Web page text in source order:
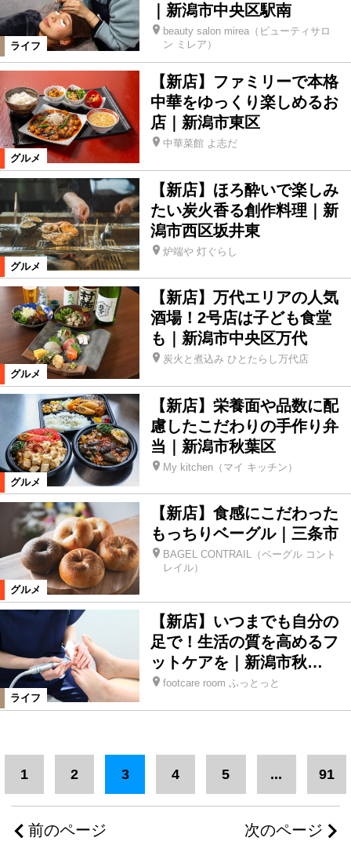
ライフ
｜新潟市中央区駅南
beauty salon mirea（ビューティサロ
ン ミレア）
グルメ
【新店】ファミリーで本格
中華をゆっくり楽しめるお
店｜新潟市東区
中華菜館 よ志だ
グルメ
【新店】ほろ酔いで楽しみ
たい炭火香る創作料理｜新
潟市西区坂井東
炉端や 灯ぐらし
グルメ
【新店】万代エリアの人気
酒場！2号店は子ども食堂
も｜新潟市中央区万代
炭火と煮込み ひとたらし万代店
グルメ
【新店】栄養面や品数に配
慮したこだわりの手作り弁
当｜新潟市秋葉区
My kitchen（マイ キッチン）
グルメ
【新店】食感にこだわった
もっちりベーグル｜三条市
BAGEL CONTRAIL（ベーグル コント
レイル）
ライフ
【新店】いつまでも自分の
足で！生活の質を高めるフ
ットケアを｜新潟市秋…
footcare room ふっとっと
前のページ
1 2 3 4 5 ... 91
次のページ